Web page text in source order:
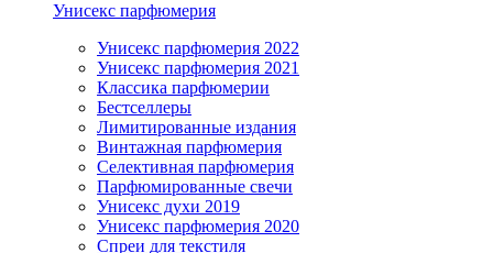
Унисекс парфюмерия
Унисекс парфюмерия 2022
Унисекс парфюмерия 2021
Классика парфюмерии
Бестселлеры
Лимитированные издания
Винтажная парфюмерия
Селективная парфюмерия
Парфюмированные свечи
Унисекс духи 2019
Унисекс парфюмерия 2020
Спреи для текстиля